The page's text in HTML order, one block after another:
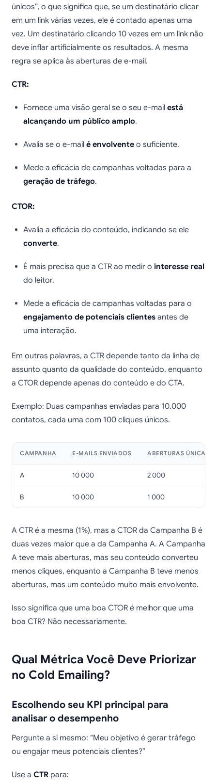
únicos”, o que significa que, se um destinatário clicar
em um link várias vezes, ele é contado apenas uma
vez. Um destinatário clicando 10 vezes em um link não
deve inflar artificialmente os resultados. A mesma
regra se aplica às aberturas de e-mail.
CTR:
Fornece uma visão geral se o seu e-mail está
alcançando um público amplo.
Avalia se o e-mail é envolvente o suficiente.
Mede a eficácia de campanhas voltadas para a
geração de tráfego.
CTOR:
Avalia a eficácia do conteúdo, indicando se ele
converte.
É mais precisa que a CTR ao medir o interesse real
do leitor.
Mede a eficácia de campanhas voltadas para o
engajamento de potenciais clientes antes de
uma interação.
Em outras palavras, a CTR depende tanto da linha de
assunto quanto da qualidade do conteúdo, enquanto
a CTOR depende apenas do conteúdo e do CTA.
Exemplo: Duas campanhas enviadas para 10.000
contatos, cada uma com 100 cliques únicos.
CAMPANHA E-MAILS ENVIADOS ABERTURAS ÚNICAS
A 10 000 2 000
B 10 000 1 000
A CTR é a mesma (1%), mas a CTOR da Campanha B é
duas vezes maior que a da Campanha A. A Campanha
A teve mais aberturas, mas seu conteúdo converteu
menos cliques, enquanto a Campanha B teve menos
aberturas, mas um conteúdo muito mais envolvente.
Isso significa que uma boa CTOR é melhor que uma
boa CTR? Não necessariamente.
Qual Métrica Você Deve Priorizar
no Cold Emailing?
Escolhendo seu KPI principal para
analisar o desempenho
Pergunte a si mesmo: “Meu objetivo é gerar tráfego
ou engajar meus potenciais clientes?”
Use a CTR para: